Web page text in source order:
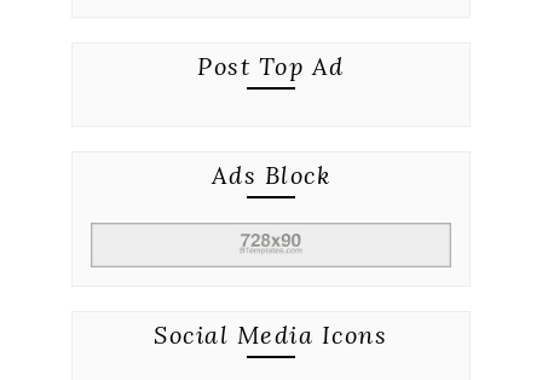
Post Top Ad
Ads Block
Social Media Icons